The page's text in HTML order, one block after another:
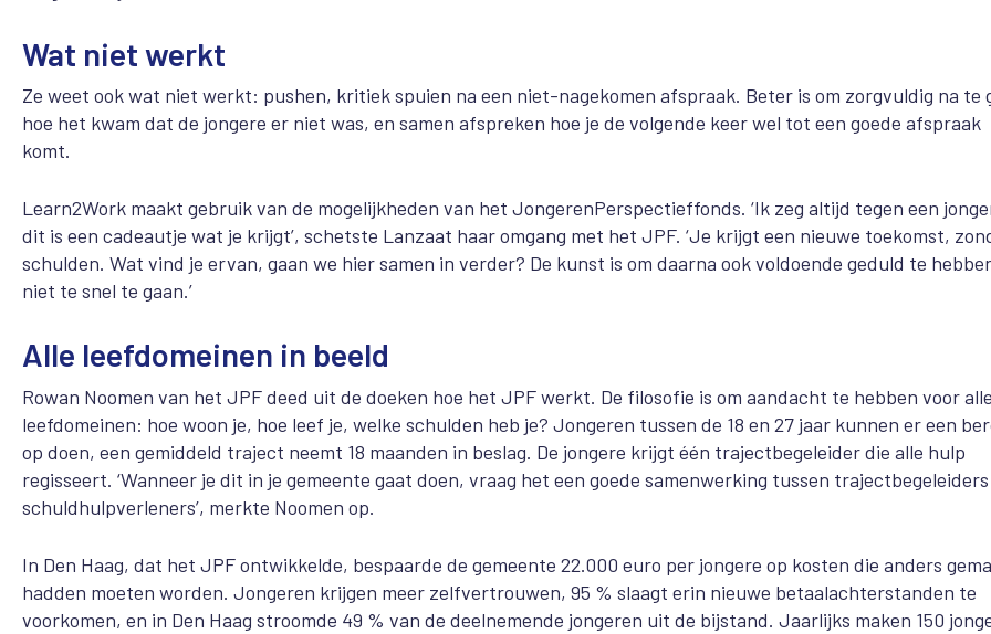
Wat niet werkt
Ze weet ook wat niet werkt: pushen, kritiek spuien na een niet-nagekomen afspraak. Beter is om zorgvuldig na te
hoe het kwam dat de jongere er niet was, en samen afspreken hoe je de volgende keer wel tot een goede afspraak
komt.
Learn2Work maakt gebruik van de mogelijkheden van het JongerenPerspectieffonds. ‘Ik zeg altijd tegen een
dit is een cadeautje wat je krijgt’, schetste Lanzaat haar omgang met het JPF. ‘Je krijgt een nieuwe toekomst,
schulden. Wat vind je ervan, gaan we hier samen in verder? De kunst is om daarna ook voldoende geduld te
niet te snel te gaan.’
Alle leefdomeinen in beeld
Rowan Noomen van het JPF deed uit de doeken hoe het JPF werkt. De filosofie is om aandacht te hebben voor alle
leefdomeinen: hoe woon je, hoe leef je, welke schulden heb je? Jongeren tussen de 18 en 27 jaar kunnen er een
op doen, een gemiddeld traject neemt 18 maanden in beslag. De jongere krijgt één trajectbegeleider die alle hulp
regisseert. ‘Wanneer je dit in je gemeente gaat doen, vraag het een goede samenwerking tussen
schuldhulpverleners’, merkte Noomen op.
In Den Haag, dat het JPF ontwikkelde, bespaarde de gemeente 22.000 euro per jongere op kosten die anders
hadden moeten worden. Jongeren krijgen meer zelfvertrouwen, 95 % slaagt erin nieuwe betaalachterstanden te
voorkomen, en in Den Haag stroomde 49 % van de deelnemende jongeren uit de bijstand. Jaarlijks maken 150